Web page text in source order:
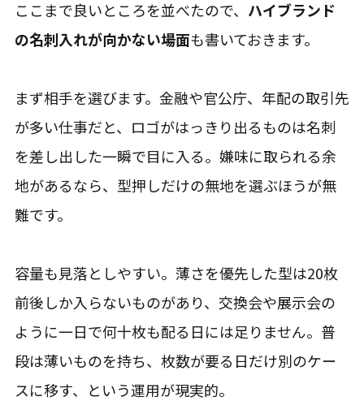
ここまで良いところを並べたので、 ハイブランド
の名刺入れが向かない場面も書いておきます。
まず相手を選びます。金融や官公庁、年配の取引先
が多い仕事だと、ロゴがはっきり出るものは名刺
を差し出した一瞬で目に入る。嫌味に取られる余
地があるなら、型押しだけの無地を選ぶほうが無
難です。
容量も見落としやすい。薄さを優先した型は20枚
前後しか入らないものがあり、交換会や展示会の
ように一日で何十枚も配る日には足りません。普
段は薄いものを持ち、枚数が要る日だけ別のケー
スに移す、という運用が現実的。